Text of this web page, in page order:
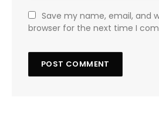
Save my name, email, and
browser for the next time I